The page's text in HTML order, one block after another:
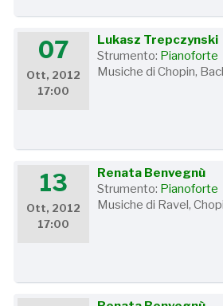
07
Ott, 2012
17:00
Lukasz Trepczynski
Strumento: Pianoforte
Musiche di Chopin,
13
Ott, 2012
17:00
Renata Benvegnù
Strumento: Pianoforte
Musiche di Ravel,